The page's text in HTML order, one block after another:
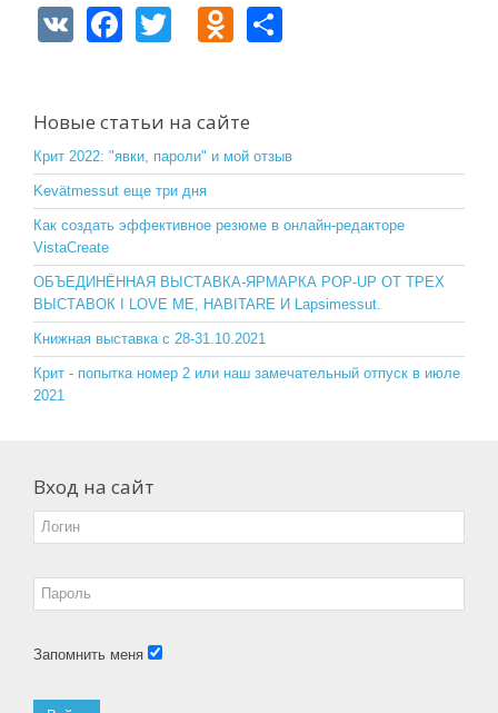
V
F
e
b
o
o
k
er
O
o
kl
a
ss
ni
ki
Новые статьи на сайте
Крит 2022: "явки, пароли" и мой отзыв
Kevätmessut еще три дня
Как создать эффективное резюме в онлайн-редакторе
VistaCreate
ОБЪЕДИНЁННАЯ ВЫСТАВКА-ЯРМАРКА POP-UP ОТ ТРЕХ
ВЫСТАВОК I LOVE ME, HABITARE И Lapsimessut.
Книжная выставка с 28-31.10.2021
Крит - попытка номер 2 или наш замечательный отпуск в июле
2021
Вход на сайт
Запомнить меня